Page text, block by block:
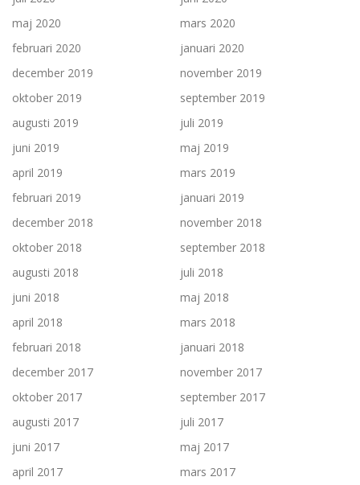
maj 2020
mars 2020
februari 2020
januari 2020
december 2019
november 2019
oktober 2019
september 2019
augusti 2019
juli 2019
juni 2019
maj 2019
april 2019
mars 2019
februari 2019
januari 2019
december 2018
november 2018
oktober 2018
september 2018
augusti 2018
juli 2018
juni 2018
maj 2018
april 2018
mars 2018
februari 2018
januari 2018
december 2017
november 2017
oktober 2017
september 2017
augusti 2017
juli 2017
juni 2017
maj 2017
april 2017
mars 2017